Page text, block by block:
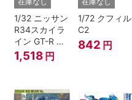
1/32 ニッサン
R34スカイラ
イン GT-R ニ
ュル(ミレニア
ムジェイド)
1,518 円
1/72 クフィル
C2
842 円